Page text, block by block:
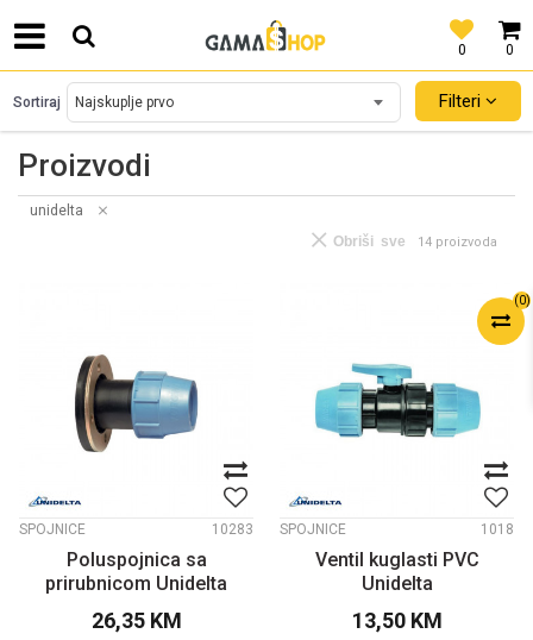
0
0
SIGURNO PLAĆANJE PLATNIM KARTICAMA!
(0)
Proizvodi
Sortiraj Filteri
unidelta
14 proizvoda
Obriši sve
SPOJNICE 10283
Poluspojnica sa
prirubnicom Unidelta
26,35 KM
SPOJNICE 1018
Ventil kuglasti PVC
Unidelta
13,50 KM